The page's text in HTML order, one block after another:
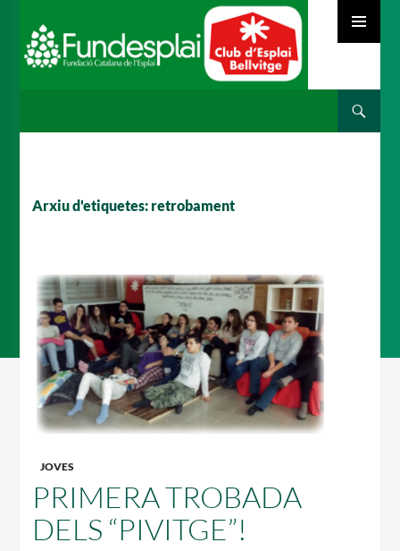
Arxiu d'etiquetes: retrobament
JOVES
PRIMERA TROBADA
DELS “PIVITGE”!
MÓN ESCOLAR
ALBERG CENTRE ESPLAI
FORMACIÓ
ACCIÓ SOCIAL I JOVES